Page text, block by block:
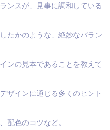
ンスが、見事に調和している
たかのような、絶妙なバラン
ンの見本であることを教えて
ザインに通じる多くのヒント
配色のコツなど。